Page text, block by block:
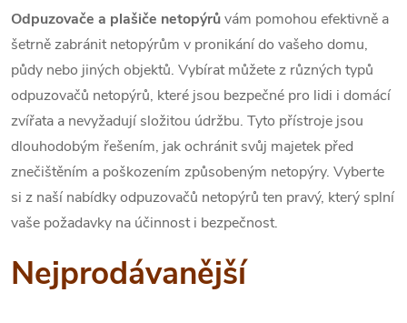
Odpuzovače a plašiče netopýrůvám pomohou efektivně a
šetrně zabránit netopýrům v pronikání do vašeho domu,
půdy nebo jiných objektů. Vybírat můžete z různých typů
odpuzovačů netopýrů, které jsou bezpečné pro lidi i domácí
zvířata a nevyžadují složitou údržbu. Tyto přístroje jsou
dlouhodobým řešením, jak ochránit svůj majetek před
znečištěním a poškozením způsobeným netopýry. Vyberte
si z naší nabídky odpuzovačů netopýrů ten pravý, který splní
vaše požadavky na účinnost i bezpečnost.
Nejprodávanější